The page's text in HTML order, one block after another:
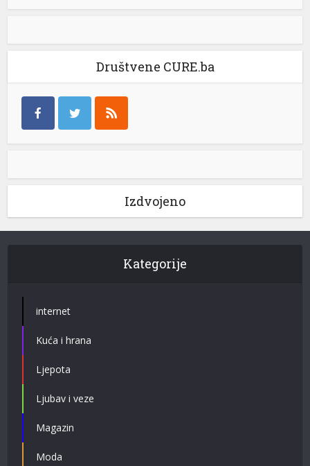
Društvene CURE.ba
Izdvojeno
Kategorije
internet
Kuća i hrana
Ljepota
Ljubav i veze
Magazin
Moda